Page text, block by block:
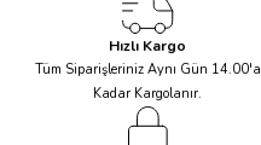
Hızlı Kargo
Tüm Siparişleriniz Aynı Gün 14.00'a
Kadar Kargolanır.